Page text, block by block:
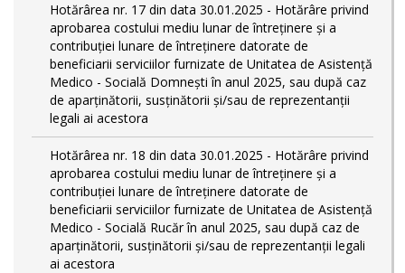
Hotărârea nr. 17 din data 30.01.2025 - Hotărâre privind
aprobarea costului mediu lunar de întreținere și a
contribuției lunare de întreținere datorate de
beneficiarii serviciilor furnizate de Unitatea de Asistență
Medico - Socială Domnești în anul 2025, sau după caz
de aparținătorii, susținătorii și/sau de reprezentanții
legali ai acestora
Hotărârea nr. 18 din data 30.01.2025 - Hotărâre privind
aprobarea costului mediu lunar de întreținere și a
contribuției lunare de întreținere datorate de
beneficiarii serviciilor furnizate de Unitatea de Asistență
Medico - Socială Rucăr în anul 2025, sau după caz de
aparținătorii, susținătorii și/sau de reprezentanții legali
ai acestora